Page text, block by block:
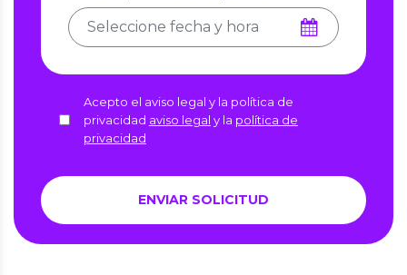
Acepto el aviso legal y la política de
privacidad aviso legal y la política de
privacidad